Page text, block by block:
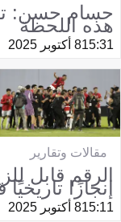
حسام حسن:
هذه اللحظة
15:318 أكتوبر 2025
مقالات وتقارير
الرقم قابل
إنجازًا
15:118 أكتوبر 2025